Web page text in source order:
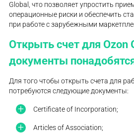
Global, что позволяет упростить
операционные риски и обеспечить
при работе с зарубежными
Открыть счет для Ozon
документы
Для того чтобы открыть счета для
потребуются следующие документы:
Certificate of Incorporation;
Articles of Association;